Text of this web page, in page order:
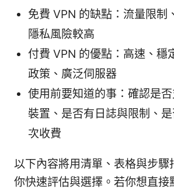
免費 VPN 的缺點：流量限制
隱私風險較高
付費 VPN 的優點：高速、穩
政策、廣泛伺服器
使用前要知道的事：確認是
裝置、是否有日誌與限制、
次收費
以下內容將用清單、表格與步驟
你快速評估與選擇。若你想直接